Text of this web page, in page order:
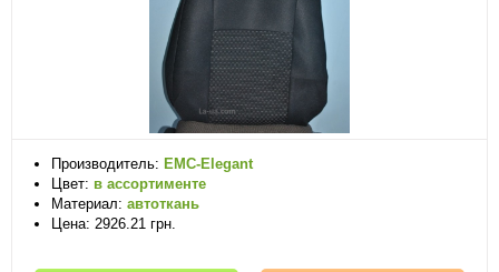
Производитель: EMC-Elegant
Цвет: в ассортименте
Материал: автоткань
Цена: 2926.21 грн.